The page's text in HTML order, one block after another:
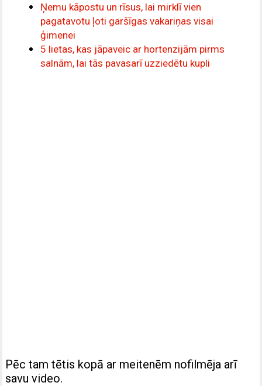
Ņemu kāpostu un rīsus, lai mirklī vien
pagatavotu ļoti garšīgas vakariņas visai
ģimenei
5 lietas, kas jāpaveic ar hortenzijām pirms
salnām, lai tās pavasarī uzziedētu kupli
Pēc tam tētis kopā ar meitenēm nofilmēja arī
savu video.